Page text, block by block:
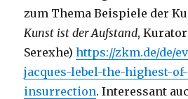
zum Thema Beispiele der
Kunst ist der Aufstand,
Serexhe)https://zkm.de/de/
jacques-lebel-the-highest-
insurrection. Interessant